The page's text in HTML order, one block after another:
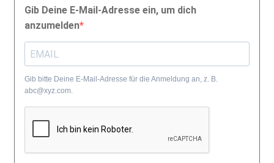
Gib Deine E-Mail-Adresse ein, um dich
anzumelden
Gib bitte Deine E-Mail-Adresse für die Anmeldung an, z. B.
abc@xyz.com.